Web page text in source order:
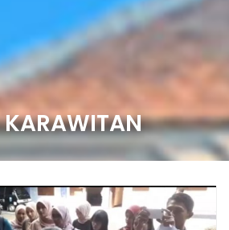
KARAWITAN